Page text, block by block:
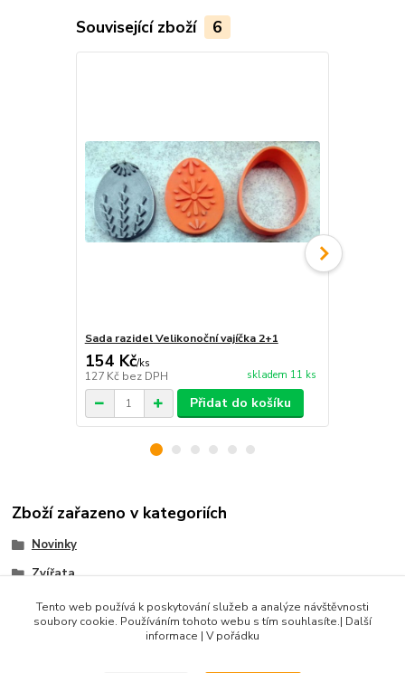
Související zboží 6
Sada razidel Velikonoční vajíčka 2+1
154 Kč/ks
127 Kč bez DPH skladem 11 ks
Přidat do košíku
Zboží zařazeno v kategoriích
Novinky
Zvířata
Sady razidel
Produkty do 500 Kč
Tento web používá k poskytování služeb a analýze návštěvnosti
soubory cookie. Používáním tohoto webu s tím souhlasíte.| Další
informace | V pořádku